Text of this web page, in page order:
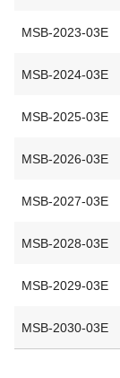
MSB-2023-03E
MSB-2024-03E
MSB-2025-03E
MSB-2026-03E
MSB-2027-03E
MSB-2028-03E
MSB-2029-03E
MSB-2030-03E